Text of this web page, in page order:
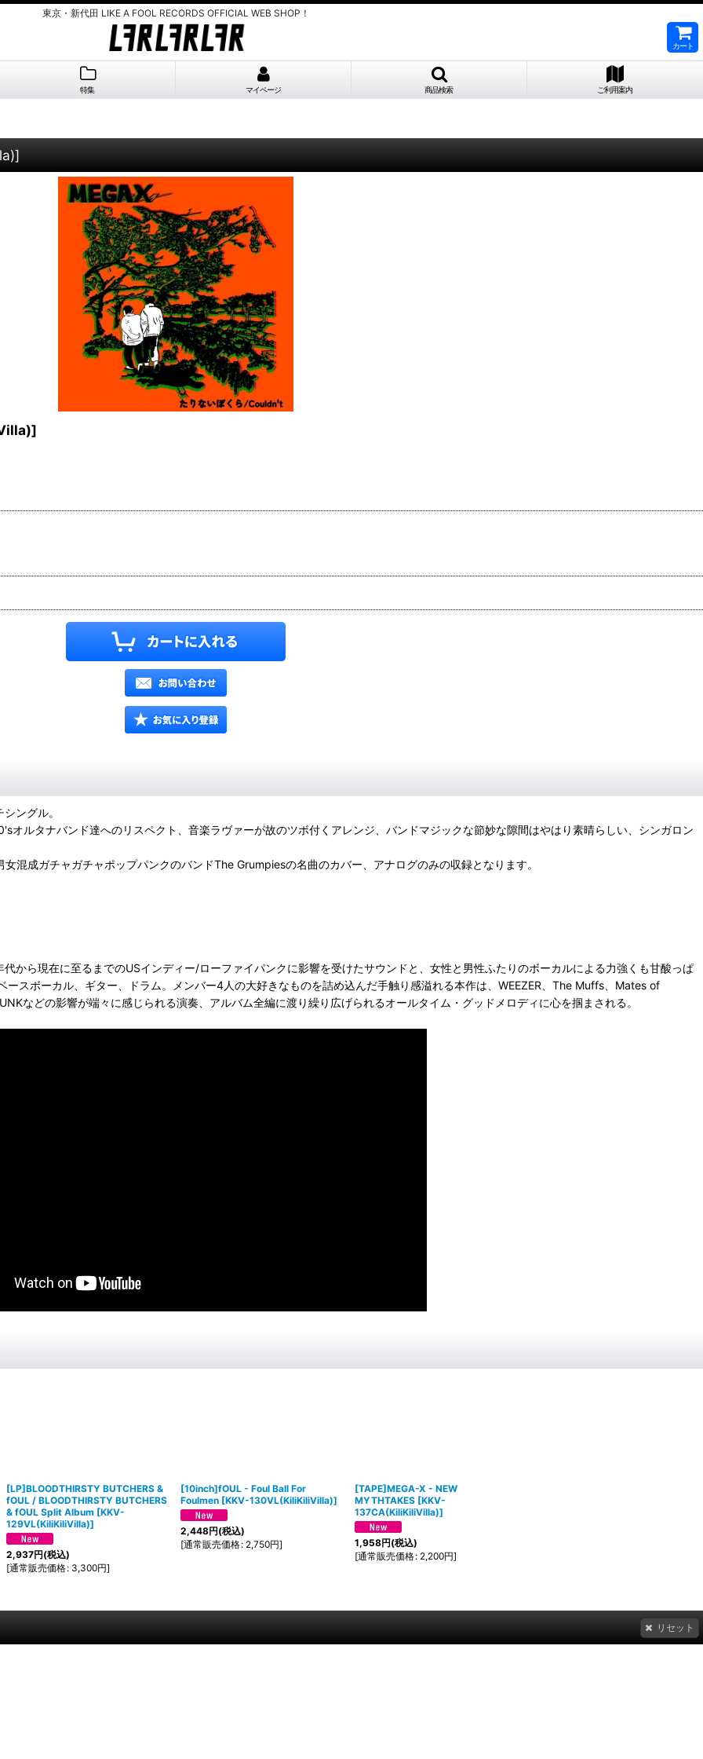
東京・新代田 LIKE A FOOL RECORDS OFFICIAL WEB SHOP！
カート
特集 マイページ 商品検索 ご利用案内
]
]
ングル。
ルタナバンド達へのリスペクト、音楽ラヴァーが故のツボ付くアレンジ、バンドマジックな節妙な隙間はやはり素晴らしい、シンガロン
混成ガチャガチャポップパンクのバンドThe Grumpiesの名曲のカバー、アナログのみの収録となります。
から現在に至るまでのUSインディー/ローファイパンクに影響を受けたサウンドと、女性と男性ふたりのボーカルによる力強くも甘酸っぱ
スボーカル、ギター、ドラム。メンバー4人の大好きなものを詰め込んだ手触り感溢れる本作は、WEEZER、The Muffs、Mates of
などの影響が端々に感じられる演奏、アルバム全編に渡り繰り広げられるオールタイム・グッドメロディに心を掴まされる。
[LP]BLOODTHIRSTY BUTCHERS &
fOUL / BLOODTHIRSTY BUTCHERS
& fOUL Split Album [KKV-
129VL(KiliKiliVilla)]
2,937円(税込)
[通常販売価格: 3,300円]
[10inch]fOUL - Foul Ball For
Foulmen [KKV-130VL(KiliKiliVilla)]
2,448円(税込)
[通常販売価格: 2,750円]
[TAPE]MEGA-X - NEW
MYTHTAKES [KKV-
137CA(KiliKiliVilla)]
1,958円(税込)
[通常販売価格: 2,200円]
リセット